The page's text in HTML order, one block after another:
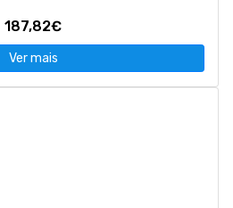
187,82€
Ver mais